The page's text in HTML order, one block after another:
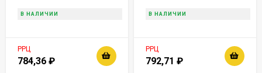
В НАЛИЧИИ
РРЦ
784,36 ₽
В НАЛИЧИИ
РРЦ
792,71 ₽